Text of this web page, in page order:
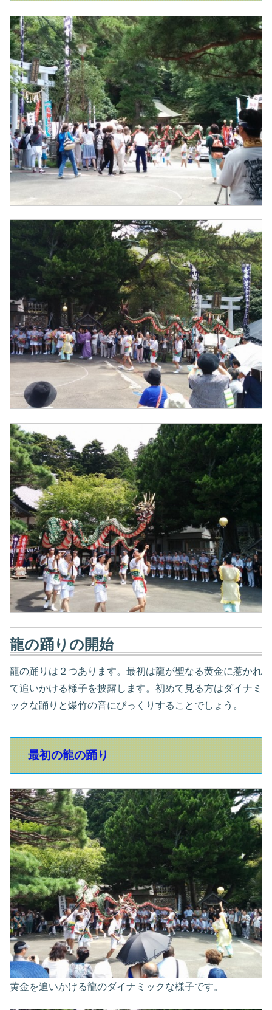
龍の踊りの開始
龍の踊りは２つあります。最初は龍が聖なる黄金に惹かれ
て追いかける様子を披露します。初めて見る方はダイナミ
ックな踊りと爆竹の音にびっくりすることでしょう。
最初の龍の踊り
黄金を追いかける龍のダイナミックな様子です。